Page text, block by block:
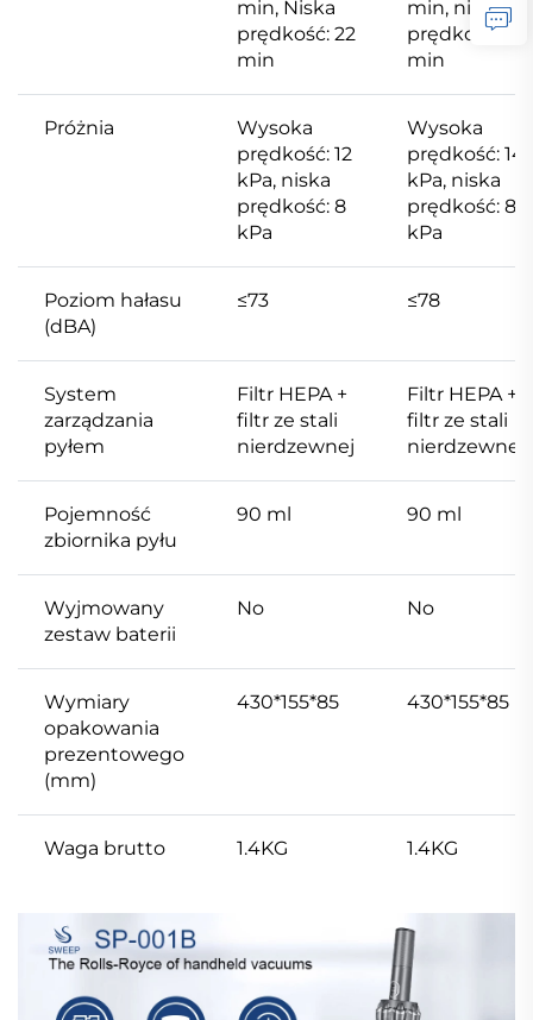
min, Niska
prędkość: 22
min
min, niska
prędkość: 25
min
Próżnia
Wysoka
prędkość: 12
kPa, niska
prędkość: 8
kPa
Wysoka
prędkość: 14
kPa, niska
prędkość: 8
kPa
Poziom hałasu
(dBA)
≤73 ≤78
System
zarządzania
pyłem
Filtr HEPA +
filtr ze stali
nierdzewnej
Filtr HEPA +
filtr ze stali
nierdzewnej
Pojemność
zbiornika pyłu
90 ml 90 ml
Wyjmowany
zestaw baterii
No No
Wymiary
opakowania
prezentowego
(mm)
430*155*85 430*155*85
Waga brutto 1.4KG 1.4KG